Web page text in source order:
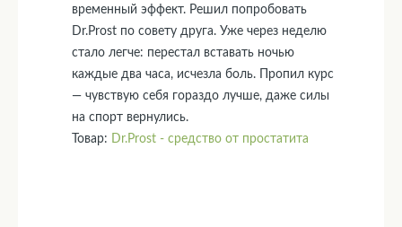
временный эффект. Решил попробовать
Dr.Prost по совету друга. Уже через неделю
стало легче: перестал вставать ночью
каждые два часа, исчезла боль. Пропил курс
— чувствую себя гораздо лучше, даже силы
на спорт вернулись.
Товар: Dr.Prost - средство от простатита